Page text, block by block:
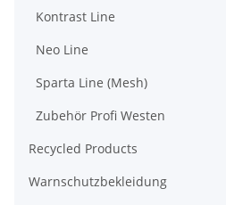
Kontrast Line
Neo Line
Sparta Line (Mesh)
Zubehör Profi Westen
Recycled Products
Warnschutzbekleidung